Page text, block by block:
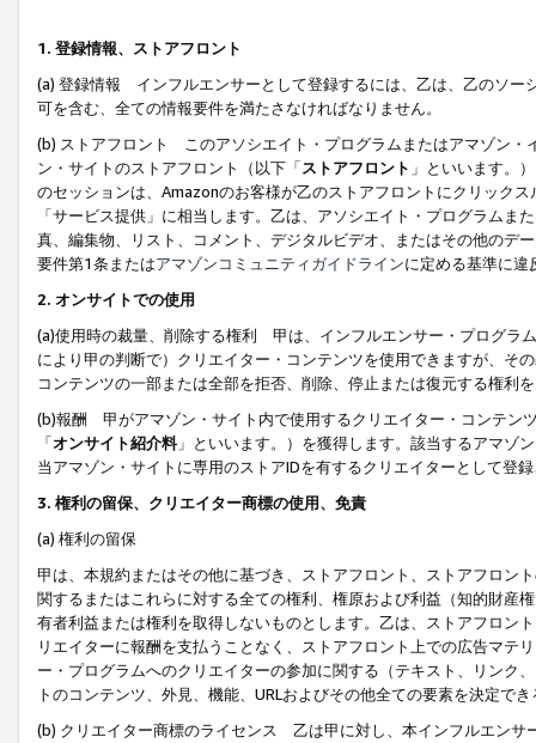
1. 登録情報、ストアフロント
(a) 登録情報 インフルエンサーとして登録するには、乙は、乙のソー
可を含む、全ての情報要件を満たさなければなりません。
(b) ストアフロント このアソシエイト・プログラムまたはアマゾン・
ン・サイトのストアフロント（以下「ストアフロント 」といいます。
のセッションは、Amazonのお客様が乙のストアフロントにクリック
「サービス提供」に相当します。乙は、アソシエイト・プログラム
真、編集物、リスト、コメント、デジタルビデオ、またはその他のデ
要件第1条またはアマゾンコミュニティガイドラインに定める基準に違
2. オンサイトでの使用
(a)使用時の裁量、削除する権利 甲は、インフルエンサー・プログラ
により甲の判断で）クリエイター・コンテンツを使用できますが、そ
コンテンツの一部または全部を拒否、削除、停止または復元する権利
(b)報酬 甲がアマゾン・サイト内で使用するクリエイター・コンテン
「オンサイト紹介料」といいます。）を獲得します。該当するアマゾ
当アマゾン・サイトに専用のストアIDを有するクリエイターとして登
3. 権利の留保、クリエイター商標の使用、免責
(a) 権利の留保
甲は、本規約またはその他に基づき、ストアフロント、ストアフロン
関するまたはこれらに対する全ての権利、権原および利益（知的財産
有者利益または権利を取得しないものとします。乙は、ストアフロン
リエイターに報酬を支払うことなく、ストアフロント上での広告マテ
ー・プログラムへのクリエイターの参加に関する（テキスト、リンク
トのコンテンツ、外見、機能、URLおよびその他全ての要素を決定で
(b) クリエイター商標のライセンス 乙は甲に対し、本インフルエンサ